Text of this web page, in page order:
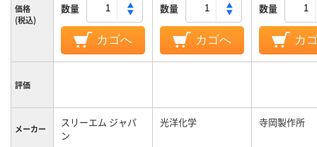
価格
(税込)
数量
カゴへ
数量
カゴへ
数量
カ
評価
メーカー
スリーエム ジャパ
ン
光洋化学 寺岡製作所